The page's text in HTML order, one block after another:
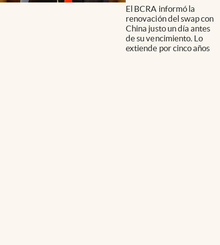
El BCRA informó la
renovación del swap con
China justo un día antes
de su vencimiento. Lo
extiende por cinco años